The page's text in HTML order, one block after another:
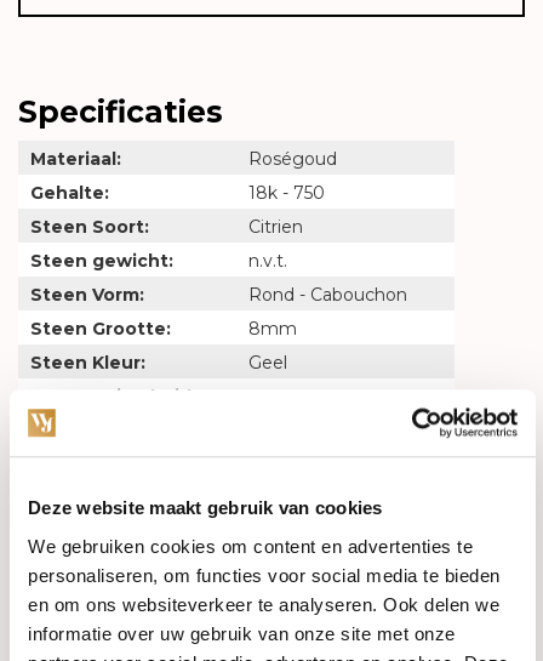
Deze website maakt gebruik van cookies
We gebruiken cookies om content en advertenties te
personaliseren, om functies voor social media te bieden
en om ons websiteverkeer te analyseren. Ook delen we
informatie over uw gebruik van onze site met onze
Specificaties
Materiaal:
Roségoud
Gehalte:
18k - 750
Steen Soort:
Citrien
Steen gewicht:
n.v.t.
Steen Vorm:
Rond - Cabouchon
Steen Grootte:
8mm
Steen Kleur:
Geel
Steen Zuiverheid:
Maat - Lengte:
Breedte :
8mm
Gerelateerde producten